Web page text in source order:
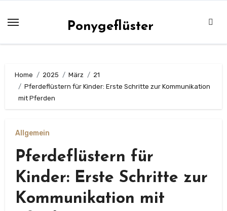
Inhalt
Ponygeflüster
Home 2025 März
21
Pferdeflüstern für Kinder: Erste Schritte zur Kommunikation
mit Pferden
Allgemein
Pferdeflüstern für
Kinder: Erste Schritte zur
Kommunikation mit